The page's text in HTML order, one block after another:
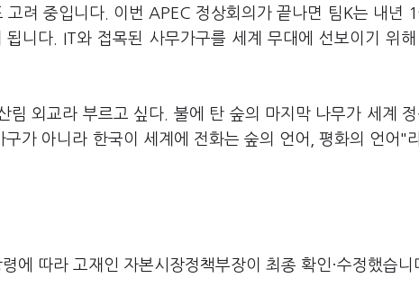
려 중입니다. 이번 APEC 정상회의가 끝나면 팀K는 내년
니다. IT와 접목된 사무가구를 세계 무대에 선보이기 위
림 외교라 부르고 싶다. 불에 탄 숲의 마지막 나무가 세계
가 아니라 한국이 세계에 전화는 숲의 언어, 평화의 언어"
에 따라 고재인 자본시장정책부장이 최종 확인·수정했습니